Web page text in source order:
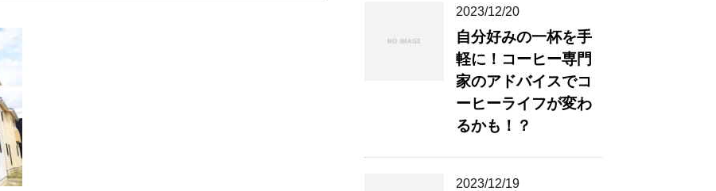
2023/12/20
自分好みの一杯を手
軽に！コーヒー専門
家のアドバイスでコ
ーヒーライフが変わ
るかも！？
2023/12/19